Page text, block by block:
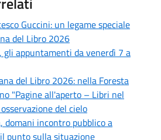
Guccini: un legame speciale
del Libro 2026
appuntamenti da venerdì 7 a
del Libro 2026: nella Foresta
"Pagine all'aperto – Libri nel
del cielo
domani incontro pubblico a
punto sulla situazione